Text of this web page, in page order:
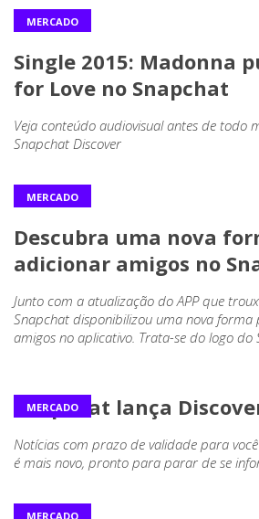
MERCADO
Single 2015: Madonna
for Love no Snapchat
Veja conteúdo audiovisual antes de todo
Snapchat Discover
MERCADO
Descubra uma nova
adicionar amigos no
Junto com a atualização do APP que
Snapchat disponibilizou uma nova forma
amigos no aplicativo. Trata-se do logo
MERCADO
Snapchat lança
Notícias com prazo de validade para
é mais novo, pronto para parar de se
MERCADO